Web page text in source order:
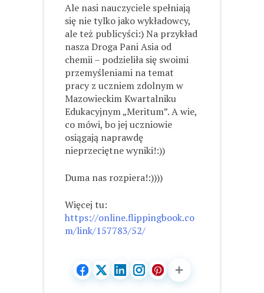
Ale nasi nauczyciele spełniają
się nie tylko jako wykładowcy,
ale też publicyści:) Na przykład
nasza Droga Pani Asia od
chemii – podzieliła się swoimi
przemyśleniami na temat
pracy z uczniem zdolnym w
Mazowieckim Kwartalniku
Edukacyjnym „Meritum”. A wie,
co mówi, bo jej uczniowie
osiągają naprawdę
nieprzeciętne wyniki!:))
Duma nas rozpiera!:))))
Więcej tu:
https://online.flippingbook.co
m/link/157783/52/